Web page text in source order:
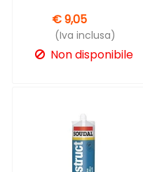
€ 9,05
(Iva inclusa)
Non disponibile